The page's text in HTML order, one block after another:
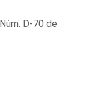
D-70 de